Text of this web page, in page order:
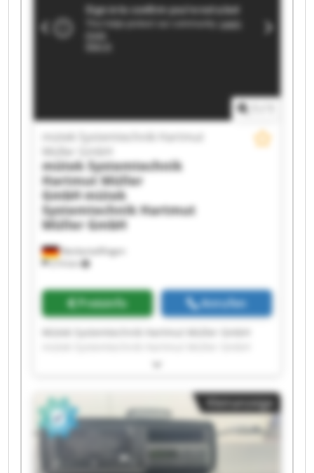
Neckartailfingen
214 km
mütek Systemtechnik Hartmut
Müller GmbH
mütek Systemtechnik
Hartmut Müller
GmbHmütek
Systemtechnik Hartmut
Müller GmbH
Preisinfo Anrufen
Mütek Systemtechnik Hartmut Müller GmbH
mütek Systemtechnik Hartmut Müller GmbH
mütek Systemtechnik Hartmut Müller GmbH
mütek Systemtechnik Hartmut Müller GmbH
mütek Systemtechnik Hartmut Müller GmbH
mütek Systemtechnik Hartmut Müller GmbH
mütek Systemtechnik Hartmut Müller GmbH
mütek Systemtechnik Hartmut Müller GmbH
Kleinanzeige